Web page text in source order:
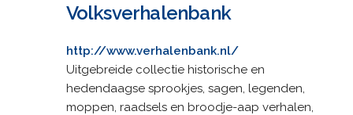
Volksverhalenbank
http://www.verhalenbank.nl/
Uitgebreide collectie historische en
hedendaagse sprookjes, sagen, legenden,
moppen, raadsels en broodje-aap verhalen,